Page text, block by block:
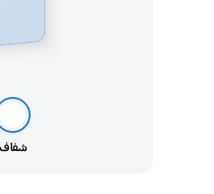
شفاف